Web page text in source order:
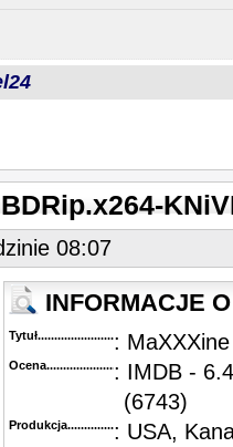
08:07
INFORMACJE
Tytuł............................................
: MaXXXine
Ocena.............................................
: IMDB -
(6743)
Produkcja.........................................
: USA,